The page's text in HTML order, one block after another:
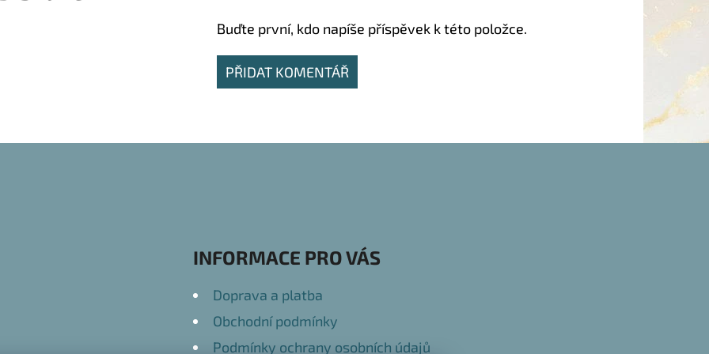
Buďte první, kdo napíše příspěvek k této položce.
PŘIDAT KOMENTÁŘ
INFORMACE PRO VÁS
Doprava a platba
Obchodní podmínky
Podmínky ochrany osobních údajů